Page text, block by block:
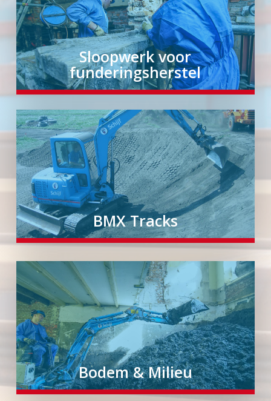
Sloopwerk voor
funderingsherstel
BMX Tracks
Bodem & Milieu